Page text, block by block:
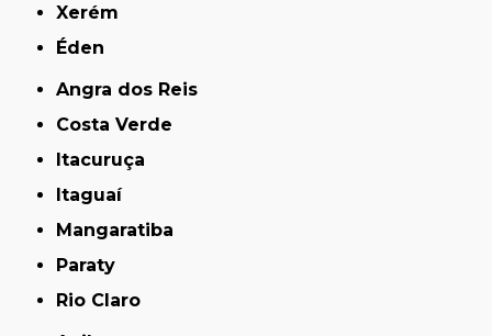
Xerém
Éden
Angra dos Reis
Costa Verde
Itacuruça
Itaguaí
Mangaratiba
Paraty
Rio Claro